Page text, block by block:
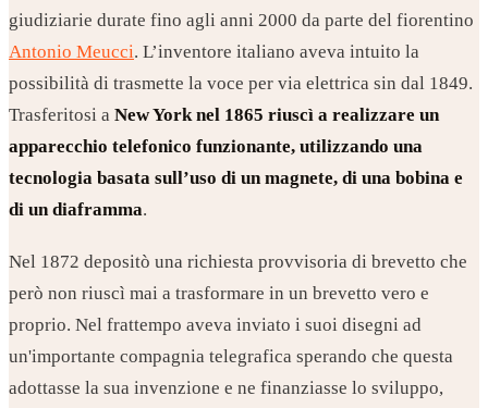
giudiziarie durate fino agli anni 2000 da parte del fiorentino
Antonio Meucci. L’inventore italiano aveva intuito la
possibilità di trasmette la voce per via elettrica sin dal 1849.
Trasferitosi a New York nel 1865 riuscì a realizzare un
apparecchio telefonico funzionante, utilizzando una
tecnologia basata sull’uso di un magnete, di una bobina e
di un diaframma.
Nel 1872 depositò una richiesta provvisoria di brevetto che
però non riuscì mai a trasformare in un brevetto vero e
proprio. Nel frattempo aveva inviato i suoi disegni ad
un'importante compagnia telegrafica sperando che questa
adottasse la sua invenzione e ne finanziasse lo sviluppo,